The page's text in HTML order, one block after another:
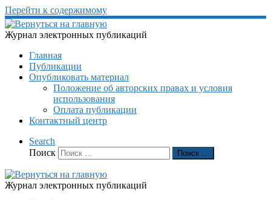
Перейти к содержимому
Журнал электронных публикаций
Главная
Публикации
Опубликовать материал
Положение об авторских правах и условия
использования
Оплата публикации
Контактный центр
Search
Поиск
Поиск …
Журнал электронных публикаций